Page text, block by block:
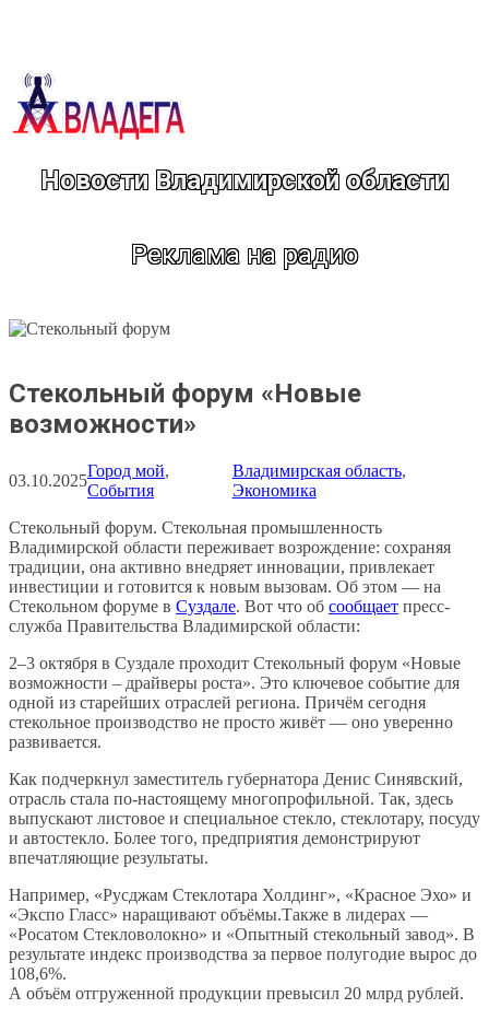
Новости Владимирской области
Реклама на радио
Стекольный форум «Новые
возможности»
03.10.2025
Город мой
События
Владимирская область
Экономика
Стекольный форум. Стекольная промышленность
Владимирской области переживает возрождение: сохраняя
традиции, она активно внедряет инновации, привлекает
инвестиции и готовится к новым вызовам. Об этом — на
Стекольном форуме в Суздале. Вот что об сообщает пресс-
служба Правительства Владимирской области:
2–3 октября в Суздале проходит Стекольный форум «Новые
возможности – драйверы роста». Это ключевое событие для
одной из старейших отраслей региона. Причём сегодня
стекольное производство не просто живёт — оно уверенно
развивается.
Как подчеркнул заместитель губернатора Денис Синявский,
отрасль стала по-настоящему многопрофильной. Так, здесь
выпускают листовое и специальное стекло, стеклотару, посуду
и автостекло. Более того, предприятия демонстрируют
впечатляющие результаты.
Например, «Русджам Стеклотара Холдинг», «Красное Эхо» и
«Экспо Гласс» наращивают объёмы.Также в лидерах —
«Росатом Стекловолокно» и «Опытный стекольный завод». В
результате индекс производства за первое полугодие вырос до
108,6%.
А объём отгруженной продукции превысил 20 млрд рублей.